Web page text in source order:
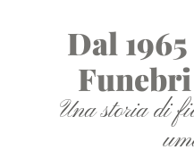
Dal
Una storia di